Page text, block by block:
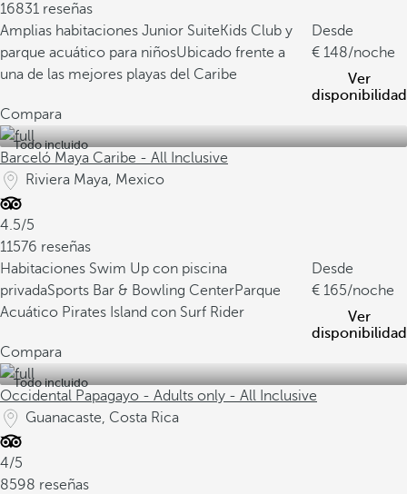
16831 reseñas
Amplias habitaciones Junior SuiteKids Club y
parque acuático para niñosUbicado frente a
una de las mejores playas del Caribe
Desde
148/noche
Ver
disponibilidad
Compara
Todo incluido
Barceló Maya Caribe - All Inclusive
Riviera Maya, Mexico
4.5/5
11576 reseñas
Habitaciones Swim Up con piscina
privadaSports Bar & Bowling CenterParque
Acuático Pirates Island con Surf Rider
Desde
165/noche
Ver
disponibilidad
Compara
Todo incluido
Occidental Papagayo - Adults only - All Inclusive
Guanacaste, Costa Rica
4/5
8598 reseñas